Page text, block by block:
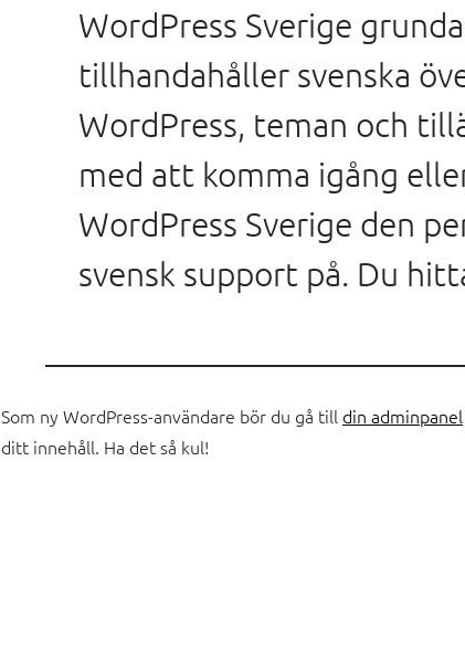
WordPress Sverige
tillhandahåller svenska
WordPress, teman och
med att komma igång
WordPress Sverige den
svensk support på. Du
Som ny WordPress-användare bör du gå till din adminpanel
ditt innehåll. Ha det så kul!